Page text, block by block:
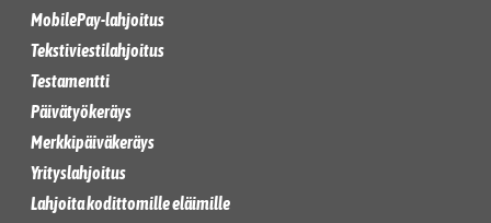
MobilePay-lahjoitus
Tekstiviestilahjoitus
Testamentti
Päivätyökeräys
Merkkipäiväkeräys
Yrityslahjoitus
Lahjoita kodittomille eläimille